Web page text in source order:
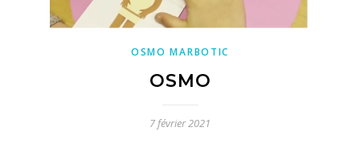
OSMO MARBOTIC
OSMO
7 février 2021